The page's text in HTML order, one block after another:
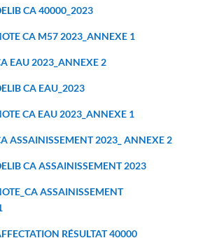
CA 40000_2023
CA M57 2023_ANNEXE 1
EAU 2023_ANNEXE 2
CA EAU_2023
CA EAU 2023_ANNEXE 1
ASSAINISSEMENT 2023_ ANNEXE 2
CA ASSAINISSEMENT 2023
ASSAINISSEMENT
RÉSULTAT 40000